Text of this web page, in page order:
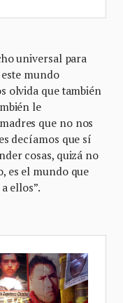
universal para
este mundo
olvida que también
le
que no nos
decíamos que sí
cosas, quizá no
es el mundo que
ellos”.